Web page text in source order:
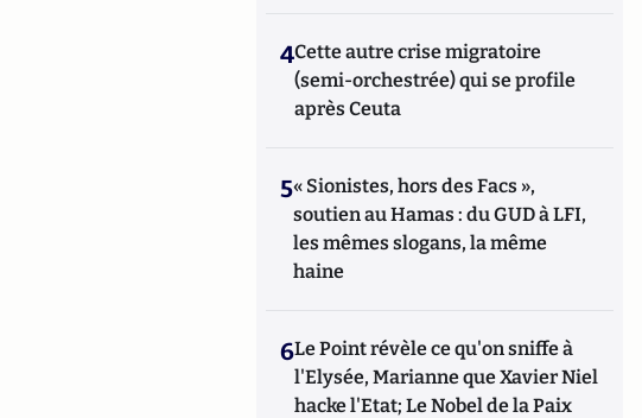
4Cette autre crise migratoire
(semi-orchestrée) qui se profile
après Ceuta
5« Sionistes, hors des Facs »,
soutien au Hamas : du GUD à LFI,
les mêmes slogans, la même
haine
6Le Point révèle ce qu'on sniffe à
l'Elysée, Marianne que Xavier Niel
hacke l'Etat; Le Nobel de la Paix